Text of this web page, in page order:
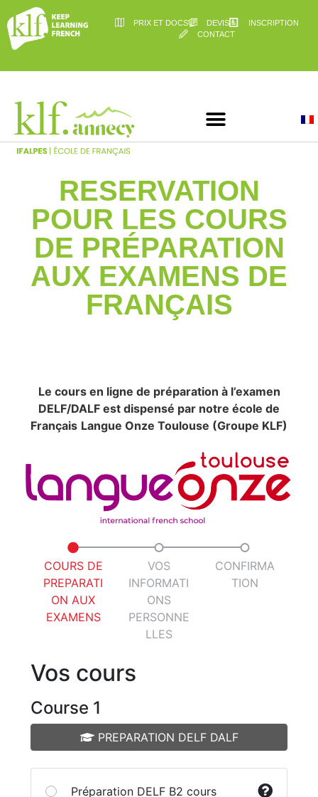
PRIX ET DOCS DEVIS
INSCRIPTION
CONTACT
RESERVATION
POUR LES COURS
DE PRÉPARATION
AUX EXAMENS DE
FRANÇAIS
Le cours en ligne de préparation à l’examen
DELF/DALF est dispensé par notre école de
Français Langue Onze Toulouse (Groupe KLF)